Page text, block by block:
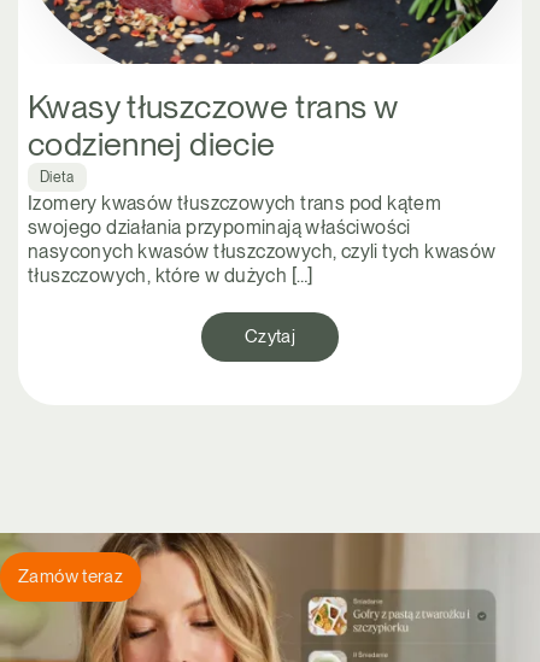
Kwasy tłuszczowe trans w
codziennej diecie
Dieta
Izomery kwasów tłuszczowych trans pod kątem
swojego działania przypominają właściwości
nasyconych kwasów tłuszczowych, czyli tych kwasów
tłuszczowych, które w dużych […]
Czytaj
Zamów teraz